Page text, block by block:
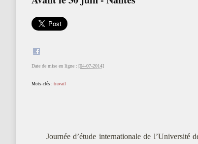
Date de mise en ligne : [04-07-2014]
Mots-clés : travail
Journée d’étude internationale de l’Université